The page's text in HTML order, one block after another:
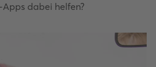
dabei helfen?